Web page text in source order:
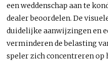
een weddenschap aan te
dealer beoordelen. De
duidelijke aanwijzingen en
verminderen de belasting
speler zich concentreren op